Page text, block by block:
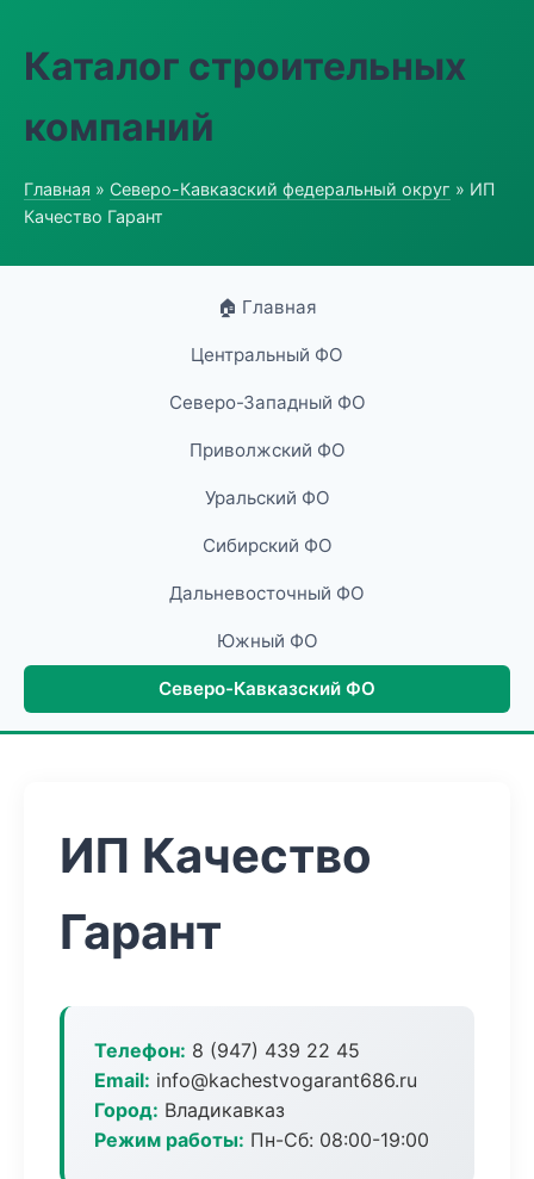
Каталог строительных
компаний
Главная » Северо-Кавказский федеральный округ » ИП
Качество Гарант
🏠 Главная
Центральный ФО
Северо-Западный ФО
Приволжский ФО
Уральский ФО
Сибирский ФО
Дальневосточный ФО
Южный ФО
Северо-Кавказский ФО
ИП Качество
Гарант
Телефон: 8 (947) 439 22 45
Email: info@kachestvogarant686.ru
Город: Владикавказ
Режим работы: Пн-Сб: 08:00-19:00